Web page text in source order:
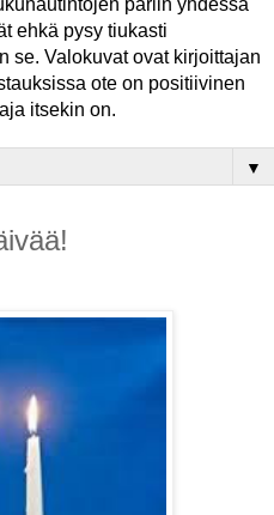
pariin yhdessä
ehkä pysy tiukasti
se. Valokuvat ovat kirjoittajan
ote on positiivinen
itsekin on.
▼